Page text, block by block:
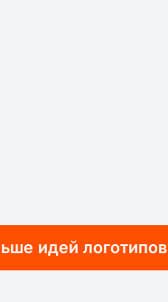
идей логотипов